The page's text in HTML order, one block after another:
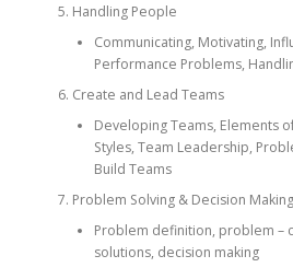
Handling People
Communicating, Motivating,
Performance Problems,
Create and Lead Teams
Developing Teams, Elements
Styles, Team Leadership,
Build Teams
Problem Solving & Decision Making
Problem definition, problem –
solutions, decision making